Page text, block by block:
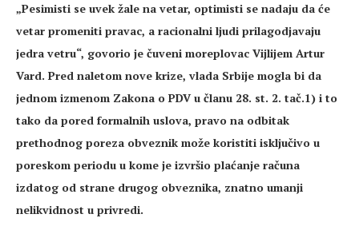
„Pesimisti se uvek žale na vetar, optimisti se nadaju da će
vetar promeniti pravac, a racionalni ljudi prilagodjavaju
jedra vetru“, govorio je čuveni moreplovac Vijlijem Artur
Vard. Pred naletom nove krize, vlada Srbije mogla bi da
jednom izmenom Zakona o PDV u članu 28. st. 2. tač.1) i to
tako da pored formalnih uslova, pravo na odbitak
prethodnog poreza obveznik može koristiti isključivo u
poreskom periodu u kome je izvršio plaćanje računa
izdatog od strane drugog obveznika, znatno umanji
nelikvidnost u privredi.